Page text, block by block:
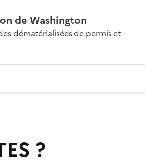
de Washington
dématérialisées de permis et
?